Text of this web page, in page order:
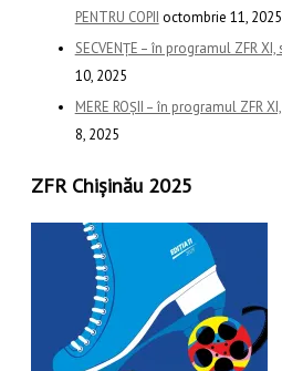
PENTRU COPII octombrie 11, 2025
SECVENȚE – în programul ZFR
10, 2025
MERE ROȘII – în programul ZFR
8, 2025
ZFR Chișinău 2025